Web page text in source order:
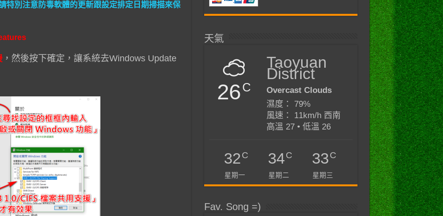
特別注意防毒軟體的更新跟設定排定日期掃描來保
，然後按下確定，讓系統去Windows Update
天氣
26C
Taoyuan
District
Overcast Clouds
濕度： 79%
風速： 11km/h 西南
高溫 27 • 低溫 26
32C
星期一
34C
星期二
33C
星期三
Fav. Song =)